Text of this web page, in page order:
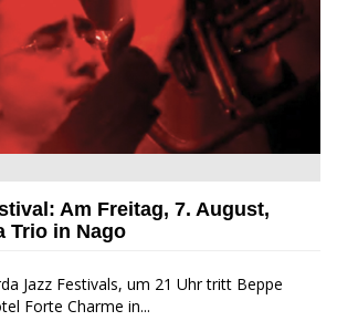
zu Gast beim Garda Jazz Festival
Am Freitag, 7. August,
Trio in Nago
Jazz Festivals, um 21 Uhr tritt Beppe
Forte Charme in...